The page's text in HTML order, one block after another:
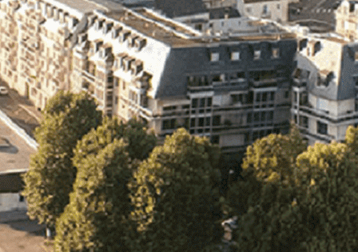
Exporter les lignes sélectionnées
Exporter toutes les colonnes
Exporter uniquement les colonnes affichées
Menu
<
>
- 🎁 Caen on aime, on partage
- 🎉 Les événements AVF
- Activités et Loisirs
Ajoutez un logo, un bouton, des réseaux sociaux
Cliquez pour éditer